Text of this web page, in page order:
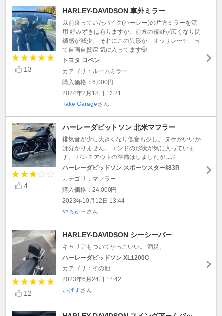
13
HARLEY-DAVIDSON 車外ミラー
以前乗っていたバイク(ハーレー)の片方ミラーを流
用 好みずきは有りますが、前方の視野が広くなり閉
鎖感が減少。 それにこの異形が「オッサレ〜✨」っ
て自画自賛👏 気に入ってます🤭
トヨタ コペン
カテゴリ：ルームミラー
購入価格：6,000円
2024年2月18日 12:21
Take Garageさん
4
ハーレーダビットソン 北米マフラー
排気音が少し大きくなり低音も少し。 ヌケがいいか
は分かりません。 エンドの形状が気に入っていま
す。 パンチアウトの準備はしましたが.....?
ハーレーダビッドソン スポーツスター883R
カテゴリ：マフラー
購入価格：24,000円
2023年10月12日 13:44
やちゅ～ さん
12
HARLEY-DAVIDSON シーシーバー
キャリアもついてかっこいい。 満足。
ハーレーダビッドソン XL1200C
カテゴリ：その他
2023年6月24日 17:42
いげすさん